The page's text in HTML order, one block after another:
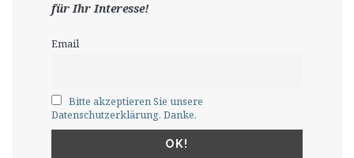
für Ihr Interesse!
Email
Bitte akzeptieren Sie unsere
Datenschutzerklärung. Danke.